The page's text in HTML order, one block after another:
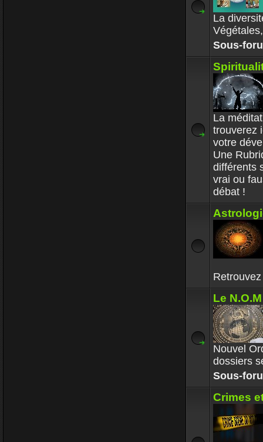
La
Sous-
La
trouverez
votre
Une
différents
vrai ou
débat !
Le
Nouvel
dossiers
Sous-
Crimes